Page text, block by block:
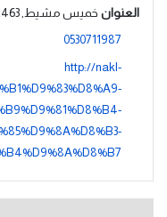
العنوان خميس مشيط, 62463
0530711987
http://nakl-